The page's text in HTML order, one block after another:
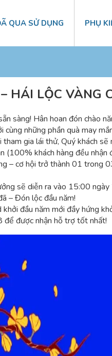
QUA SỬ DỤNG PHỤ
HÁI LỘC VÀNG
sàng! Hân hoan đón chào
những phần quà may
gia lái thử, Quý khách sẽ
(100% khách hàng đều nhận
– cơ hội trở thành 01 trong
sẽ diễn ra vào 15:00
– Đón lộc đầu năm!
đầu năm mới đầy hứng
được nhận hỗ trợ tốt nhất!